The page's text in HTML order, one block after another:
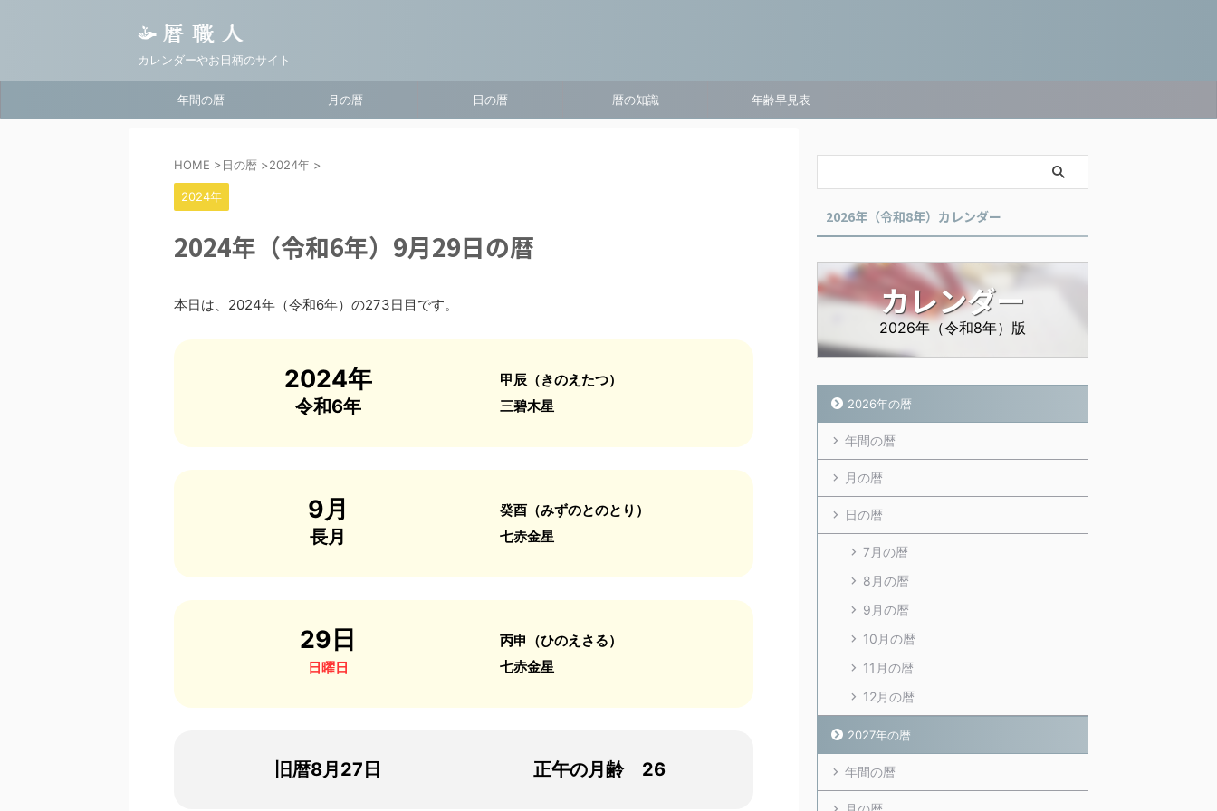
カレンダーやお日柄のサイト
年間の暦 月の暦 日の暦 暦の知識 年齢早見表
HOME >日の暦 >2024年 >
2024年
2024年（令和6年）9月29日の暦
本日は、2024年（令和6年）の273日目です。
2024年
令和6年
甲辰（きのえたつ）
三碧木星
9月
長月
癸酉（みずのとのとり）
七赤金星
29日
日曜日
丙申（ひのえさる）
七赤金星
旧暦8月27日 正午の月齢 26
2026年（令和8年）カレンダー
カレンダー
2026年（令和8年）版
2026年の暦
年間の暦
月の暦
日の暦
7月の暦
8月の暦
9月の暦
10月の暦
11月の暦
12月の暦
2027年の暦
年間の暦